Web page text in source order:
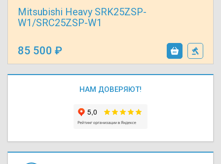
Mitsubishi Heavy SRK25ZSP-
W1/SRC25ZSP-W1
85 500
НАМ ДОВЕРЯЮТ!